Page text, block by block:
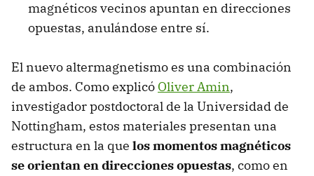
magnéticos vecinos apuntan en direcciones
opuestas, anulándose entre sí.
El nuevo altermagnetismo es una combinación
de ambos. Como explicó Oliver Amin,
investigador postdoctoral de la Universidad de
Nottingham, estos materiales presentan una
estructura en la que los momentos magnéticos
se orientan en direcciones opuestas, como en